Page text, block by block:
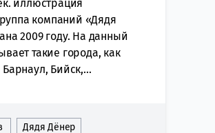
иллюстрация
компаний «Дядя
2009 году. На данный
такие города, как
Бийск,...
Дядя Дёнер